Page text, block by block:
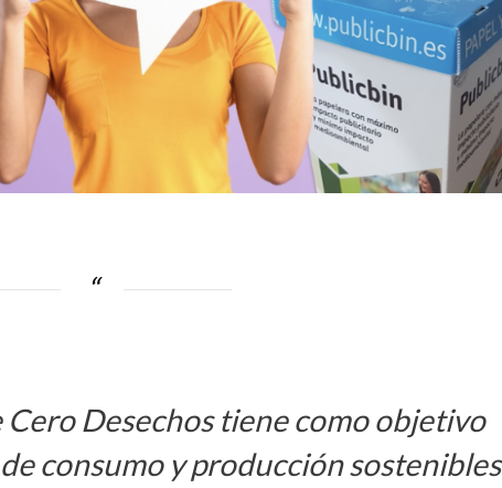
Desechos tiene como objetivo
consumo y producción sostenibles